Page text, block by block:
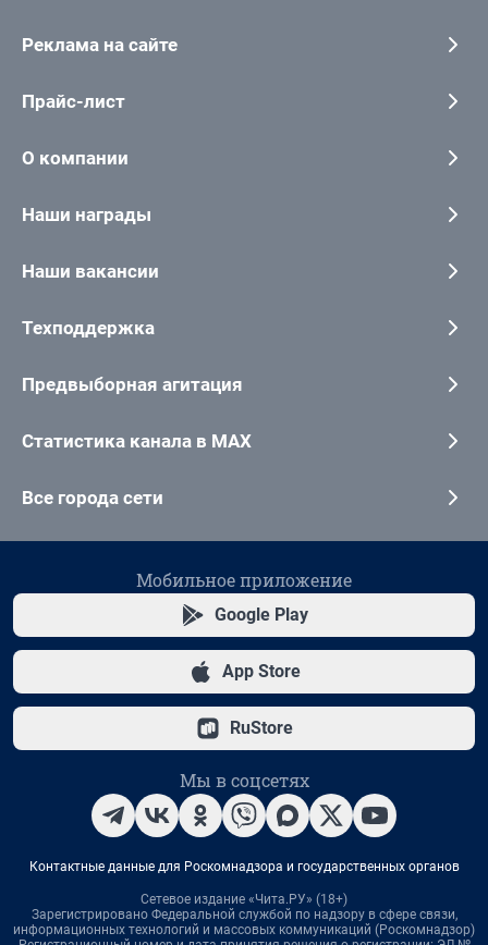
Реклама на сайте
Прайс-лист
О компании
Наши награды
Наши вакансии
Техподдержка
Предвыборная агитация
Статистика канала в MAX
Все города сети
Мобильное приложение
Google Play
App Store
RuStore
Мы в соцсетях
Контактные данные для Роскомнадзора и государственных органов
Сетевое издание «Чита.РУ» (18+)
Зарегистрировано Федеральной службой по надзору в сфере связи,
информационных технологий и массовых коммуникаций (Роскомнадзор)